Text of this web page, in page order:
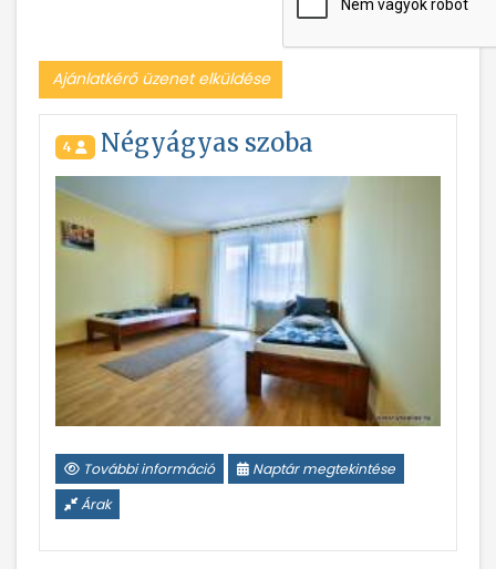
Ajánlatkérő üzenet elküldése
4 Négyágyas szoba
További információ
Naptár megtekintése
Árak